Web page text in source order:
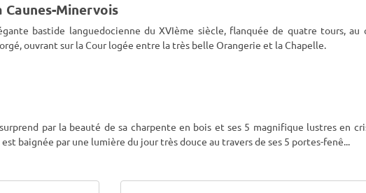
Caunes-Minervois
bastide languedocienne du XVIème siècle, flanquée de quatre tours, au
ouvrant sur la Cour logée entre la très belle Orangerie et la Chapelle.
par la beauté de sa charpente en bois et ses 5 magnifique lustres en
baignée par une lumière du jour très douce au travers de ses 5 portes-fenê...